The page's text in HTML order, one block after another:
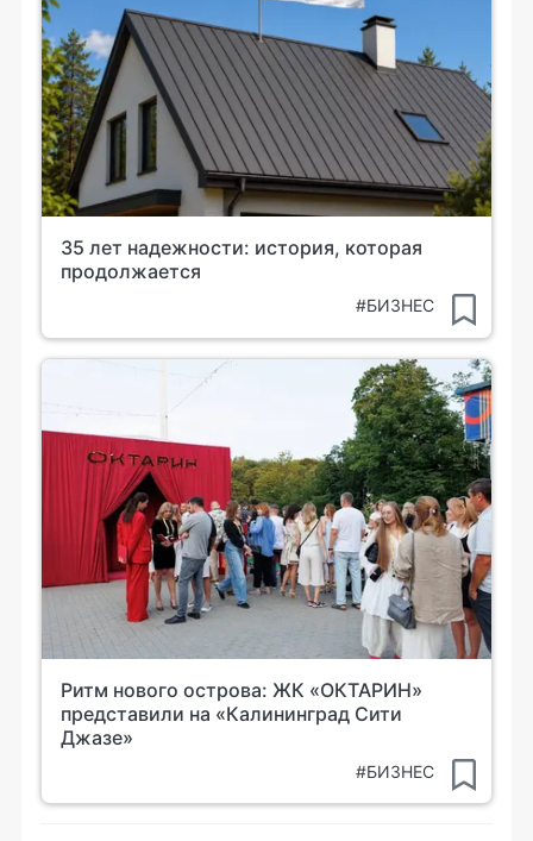
35 лет надежности: история, которая
продолжается
#БИЗНЕС
Ритм нового острова: ЖК «ОКТАРИН»
представили на «Калининград Сити
Джазе»
#БИЗНЕС